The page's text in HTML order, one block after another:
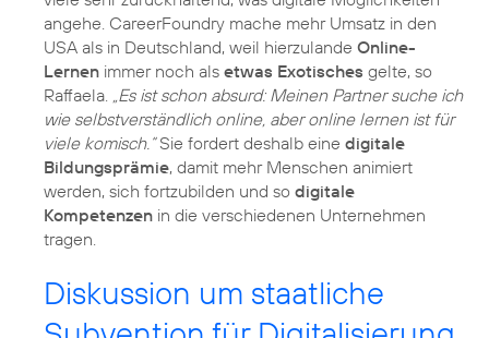
angehe. CareerFoundry mache mehr Umsatz in den
USA als in Deutschland, weil hierzulande Online-
Lernen immer noch als etwas Exotisches gelte, so
Raffaela. „Es ist schon absurd: Meinen Partner suche ich
wie selbstverständlich online, aber online lernen ist für
viele komisch.“Sie fordert deshalb eine digitale
Bildungsprämie, damit mehr Menschen animiert
werden, sich fortzubilden und so digitale
Kompetenzen in die verschiedenen Unternehmen
tragen.
Diskussion um staatliche